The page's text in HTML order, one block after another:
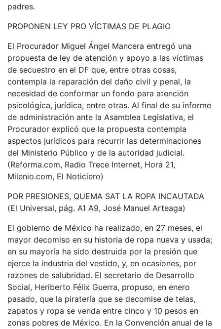
padres.
PROPONEN LEY PRO VÍCTIMAS DE PLAGIO
El Procurador Miguel Ángel Mancera entregó una
propuesta de ley de atención y apoyo a las víctimas
de secuestro en el DF que, entre otras cosas,
contempla la reparación del daño civil y penal, la
necesidad de conformar un fondo para atención
psicológica, jurídica, entre otras. Al final de su informe
de administración ante la Asamblea Legislativa, el
Procurador explicó que la propuesta contempla
aspectos jurídicos para recurrir las determinaciones
del Ministerio Público y de la autoridad judicial.
(Reforma.com, Radio Trece Internet, Hora 21,
Milenio.com, El Noticiero)
POR PRESIONES, QUEMA SAT LA ROPA INCAUTADA
(El Universal, pág. A1 A9, José Manuel Arteaga)
El gobierno de México ha realizado, en 27 meses, el
mayor decomiso en su historia de ropa nueva y usada;
en su mayoría ha sido destruida por la presión que
ejerce la industria del vestido, y, en ocasiones, por
razones de salubridad. El secretario de Desarrollo
Social, Heriberto Félix Guerra, propuso, en enero
pasado, que la piratería que se decomise de telas,
zapatos y ropa se venda entre cinco y 10 pesos en
zonas pobres de México. En la Convención anual de la